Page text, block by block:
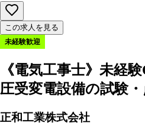
この求人を見る
未経験歓迎
《電気工事士》未経
圧受変電設備の試験
正和工業株式会社